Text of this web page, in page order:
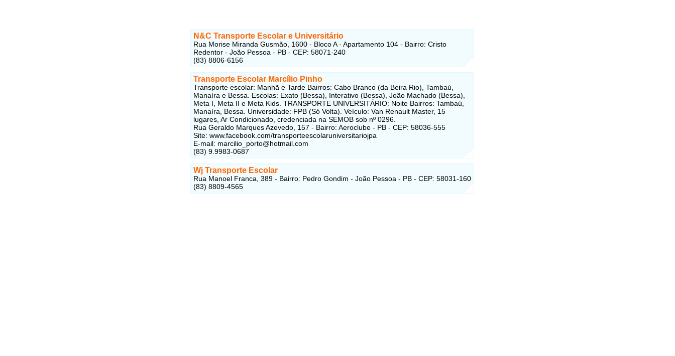
N&C Transporte Escolar e Universitário
Rua Morise Miranda Gusmão, 1600 - Bloco A - Apartamento 104 - Bairro: Cristo
Redentor - João Pessoa - PB - CEP: 58071-240
(83) 8806-6156
Transporte Escolar Marcílio Pinho
Transporte escolar: Manhã e Tarde Bairros: Cabo Branco (da Beira Rio), Tambaú,
Manaíra e Bessa. Escolas: Exato (Bessa), Interativo (Bessa), João Machado (Bessa),
Meta I, Meta II e Meta Kids. TRANSPORTE UNIVERSITÁRIO: Noite Bairros: Tambaú,
Manaíra, Bessa. Universidade: FPB (Só Volta). Veículo: Van Renault Master, 15
lugares, Ar Condicionado, credenciada na SEMOB sob nº 0296.
Rua Geraldo Marques Azevedo, 157 - Bairro: Aeroclube - PB - CEP: 58036-555
Site: www.facebook.com/transporteescolaruniversitariojpa
E-mail: marcilio_porto@hotmail.com
(83) 9.9983-0687
Wj Transporte Escolar
Rua Manoel Franca, 389 - Bairro: Pedro Gondim - João Pessoa - PB - CEP: 58031-160
(83) 8809-4565